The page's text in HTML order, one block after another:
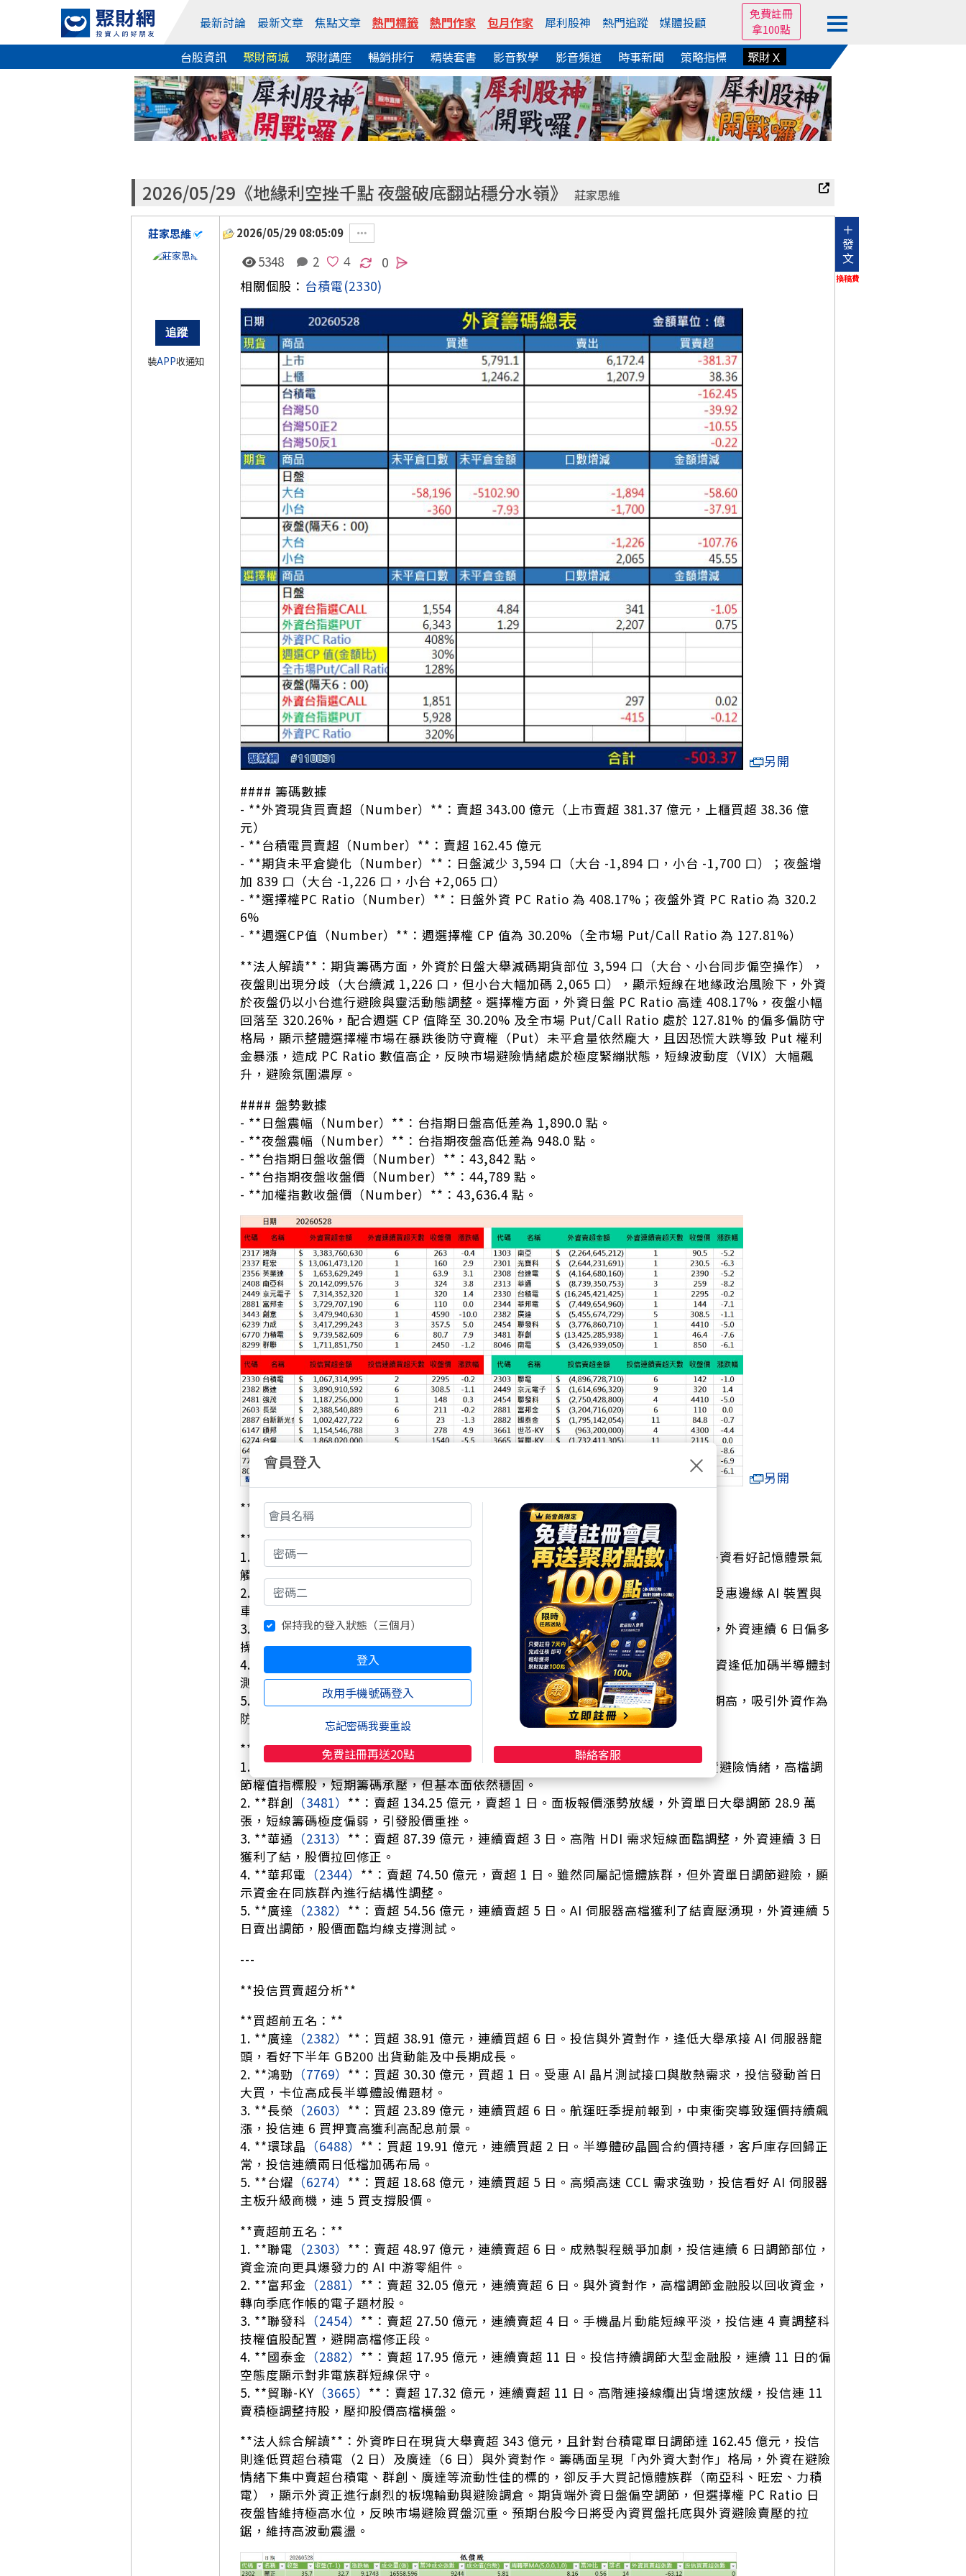
最新討論 最新文章 焦點文章 熱門標籤 熱門作家 包月作家 犀利股神 熱門追蹤 媒體投顧
免費註冊
拿100點
台股資訊 聚財商城 聚財講座 暢銷排行 精裝套書 影音教學 影音頻道 時事新聞 策略指標 聚財Ｘ
2026/05/29《地緣利空挫千點 夜盤破底翻站穩分水嶺》 莊家思維
莊家思維
裝APP收通知
2026/05/29 08:05:09
＋
發
文
換稿費
5348 2 0
相關個股： 台積電(2330)
另開
#### 籌碼數據
- **外資現貨買賣超（Number）**：賣超 343.00 億元（上市賣超 381.37 億元，上櫃買超 38.36 億
元）
- **台積電買賣超（Number）**：賣超 162.45 億元
- **期貨未平倉變化（Number）**：日盤減少 3,594 口（大台 -1,894 口，小台 -1,700 口）；夜盤增
加 839 口（大台 -1,226 口，小台 +2,065 口）
- **選擇權PC Ratio（Number）**：日盤外資 PC Ratio 為 408.17%；夜盤外資 PC Ratio 為 320.2
6%
- **週選CP值（Number）**：週選擇權 CP 值為 30.20%（全市場 Put/Call Ratio 為 127.81%）
**法人解讀**：期貨籌碼方面，外資於日盤大舉減碼期貨部位 3,594 口（大台、小台同步偏空操作），
夜盤則出現分歧（大台續減 1,226 口，但小台大幅加碼 2,065 口），顯示短線在地緣政治風險下，外資
於夜盤仍以小台進行避險與靈活動態調整。選擇權方面，外資日盤 PC Ratio 高達 408.17%，夜盤小幅
回落至 320.26%，配合週選 CP 值降至 30.20% 及全市場 Put/Call Ratio 處於 127.81% 的偏多偏防守
格局，顯示整體選擇權市場在暴跌後防守賣權（Put）未平倉量依然龐大，且因恐慌大跌導致 Put 權利
金暴漲，造成 PC Ratio 數值高企，反映市場避險情緒處於極度緊繃狀態，短線波動度（VIX）大幅飆
升，避險氛圍濃厚。
#### 盤勢數據
- **日盤震幅（Number）**：台指期日盤高低差為 1,890.0 點。
- **夜盤震幅（Number）**：台指期夜盤高低差為 948.0 點。
- **台指期日盤收盤價（Number）**：43,842 點。
- **台指期夜盤收盤價（Number）**：44,789 點。
- **加權指數收盤價（Number）**：43,636.4 點。
另開
**外資買賣超分析**
**買超前五名：**
1. **南亞科（2408）
**：買超 201.42 億元，連續買超 3 日。記憶體現貨價調漲，外資看好記憶體景氣
觸底回升與 AI 伺服器帶動的高頻寬記憶體（HBM）外溢效應。
2. **旺宏（2337）
**：買超 130.61 億元，買超 1 日。NOR Flash 庫存去化完畢，受惠邊緣 AI 裝置與
車用電子需求增溫，外資發動單日大舉布局。
3. **力積電（6770）**：買超 97.40 億元，連續買超 6 日。成熟製程代工報價回溫，外資連續 6 日偏多
操作，押寶利基型記憶體與 3D 封裝新業務成長。
4. **京元電子
（2449）**：買超 73.14 億元，買超 1 日。AI 晶片測試需求強勁，外資逢低加碼半導體封
測大廠，看好未來產能擴充前景。
5. **富邦金
（2881）**：買超 37.30 億元，連續買超 6 日。金控獲利亮眼，配息預期高，吸引外資作為
防禦型部位連續 6 日加碼。
**賣超前五名：**
1. **台積電（2330）**：賣超 162.45 億元，賣超 1 日。地緣政治衝突加劇引發外資避險情緒，高檔調
節權值指標股，短期籌碼承壓，但基本面依然穩固。
2. **群創 （3481） **：賣超 134.25 億元，賣超 1 日。面板報價漲勢放緩，外資單日大舉調節 28.9 萬
張，短線籌碼極度偏弱，引發股價重挫。
3. **華通 （2313） **：賣超 87.39 億元，連續賣超 3 日。高階 HDI 需求短線面臨調整，外資連續 3 日
獲利了結，股價拉回修正。
4. **華邦電 （2344） **：賣超 74.50 億元，賣超 1 日。雖然同屬記憶體族群，但外資單日調節避險，顯
示資金在同族群內進行結構性調整。
5. **廣達 （2382） **：賣超 54.56 億元，連續賣超 5 日。AI 伺服器高檔獲利了結賣壓湧現，外資連續 5
日賣出調節，股價面臨均線支撐測試。
---
**投信買賣超分析**
**買超前五名：**
1. **廣達 （2382） **：買超 38.91 億元，連續買超 6 日。投信與外資對作，逢低大舉承接 AI 伺服器龍
頭，看好下半年 GB200 出貨動能及中長期成長。
2. **鴻勁 （7769） **：買超 30.30 億元，買超 1 日。受惠 AI 晶片測試接口與散熱需求，投信發動首日
大買，卡位高成長半導體設備題材。
3. **長榮 （2603） **：買超 23.89 億元，連續買超 6 日。航運旺季提前報到，中東衝突導致運價持續飆
漲，投信連 6 買押寶高獲利高配息前景。
4. **環球晶 （6488） **：買超 19.91 億元，連續買超 2 日。半導體矽晶圓合約價持穩，客戶庫存回歸正
常，投信連續兩日低檔加碼布局。
5. **台燿 （6274） **：買超 18.68 億元，連續買超 5 日。高頻高速 CCL 需求強勁，投信看好 AI 伺服器
主板升級商機，連 5 買支撐股價。
**賣超前五名：**
1. **聯電 （2303） **：賣超 48.97 億元，連續賣超 6 日。成熟製程競爭加劇，投信連續 6 日調節部位，
資金流向更具爆發力的 AI 中游零組件。
2. **富邦金 （2881） **：賣超 32.05 億元，連續賣超 6 日。與外資對作，高檔調節金融股以回收資金，
轉向季底作帳的電子題材股。
3. **聯發科 （2454） **：賣超 27.50 億元，連續賣超 4 日。手機晶片動能短線平淡，投信連 4 賣調整科
技權值股配置，避開高檔修正段。
4. **國泰金 （2882） **：賣超 17.95 億元，連續賣超 11 日。投信持續調節大型金融股，連續 11 日的偏
空態度顯示對非電族群短線保守。
5. **貿聯-KY （3665） **：賣超 17.32 億元，連續賣超 11 日。高階連接線纜出貨增速放緩，投信連 11
賣積極調整持股，壓抑股價高檔橫盤。
**法人綜合解讀**：外資昨日在現貨大舉賣超 343 億元，且針對台積電單日調節達 162.45 億元，投信
則逢低買超台積電（2 日）及廣達（6 日）與外資對作。籌碼面呈現「內外資大對作」格局，外資在避險
情緒下集中賣超台積電、群創、廣達等流動性佳的標的，卻反手大買記憶體族群（南亞科、旺宏、力積
電），顯示外資正進行劇烈的板塊輪動與避險調倉。期貨端外資日盤偏空調節，但選擇權 PC Ratio 日
夜盤皆維持極高水位，反映市場避險買盤沉重。預期台股今日將受內資買盤托底與外資避險賣壓的拉
鋸，維持高波動震盪。
會員登入 ×
保持我的登入狀態（三個月）
登入
改用手機號碼登入
忘記密碼我要重設
免費註冊再送20點 聯絡客服